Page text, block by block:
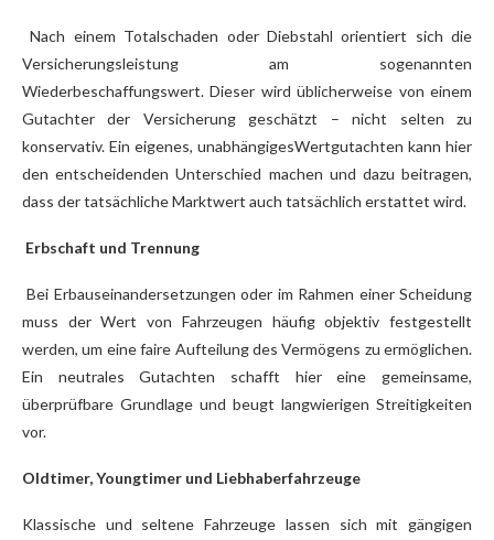
Nach einem Totalschaden oder Diebstahl orientiert sich die
Versicherungsleistung am sogenannten
Wiederbeschaffungswert. Dieser wird üblicherweise von einem
Gutachter der Versicherung geschätzt – nicht selten zu
konservativ. Ein eigenes, unabhängigesWertgutachten kann hier
den entscheidenden Unterschied machen und dazu beitragen,
dass der tatsächliche Marktwert auch tatsächlich erstattet wird.
Erbschaft und Trennung
Bei Erbauseinandersetzungen oder im Rahmen einer Scheidung
muss der Wert von Fahrzeugen häufig objektiv festgestellt
werden, um eine faire Aufteilung des Vermögens zu ermöglichen.
Ein neutrales Gutachten schafft hier eine gemeinsame,
überprüfbare Grundlage und beugt langwierigen Streitigkeiten
vor.
Oldtimer, Youngtimer und Liebhaberfahrzeuge
Klassische und seltene Fahrzeuge lassen sich mit gängigen